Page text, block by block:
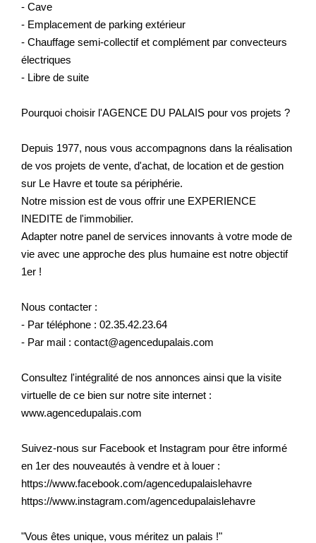
- Cave
- Emplacement de parking extérieur
- Chauffage semi-collectif et complément par convecteurs
électriques
- Libre de suite
Pourquoi choisir l'AGENCE DU PALAIS pour vos projets ?
Depuis 1977, nous vous accompagnons dans la réalisation
de vos projets de vente, d'achat, de location et de gestion
sur Le Havre et toute sa périphérie.
Notre mission est de vous offrir une EXPERIENCE
INEDITE de l'immobilier.
Adapter notre panel de services innovants à votre mode de
vie avec une approche des plus humaine est notre objectif
1er !
Nous contacter :
- Par téléphone : 02.35.42.23.64
- Par mail : contact@agencedupalais.com
Consultez l'intégralité de nos annonces ainsi que la visite
virtuelle de ce bien sur notre site internet :
www.agencedupalais.com
Suivez-nous sur Facebook et Instagram pour être informé
en 1er des nouveautés à vendre et à louer :
https://www.facebook.com/agencedupalaislehavre
https://www.instagram.com/agencedupalaislehavre
"Vous êtes unique, vous méritez un palais !"